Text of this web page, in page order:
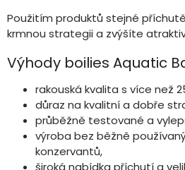
Použitím produktů stejné
krmnou strategii a zvýšíte
Výhody boilies Aquatic
rakouská kvalita s více než
důraz na kvalitní a dobře
průběžně testované a
výroba bez běžně
konzervantů,